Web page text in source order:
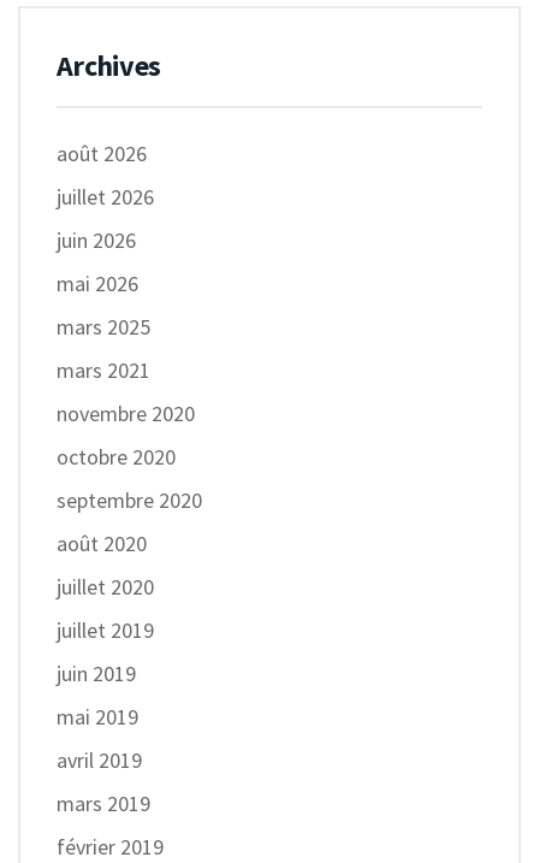
Archives
août 2026
juillet 2026
juin 2026
mai 2026
mars 2025
mars 2021
novembre 2020
octobre 2020
septembre 2020
août 2020
juillet 2020
juillet 2019
juin 2019
mai 2019
avril 2019
mars 2019
février 2019